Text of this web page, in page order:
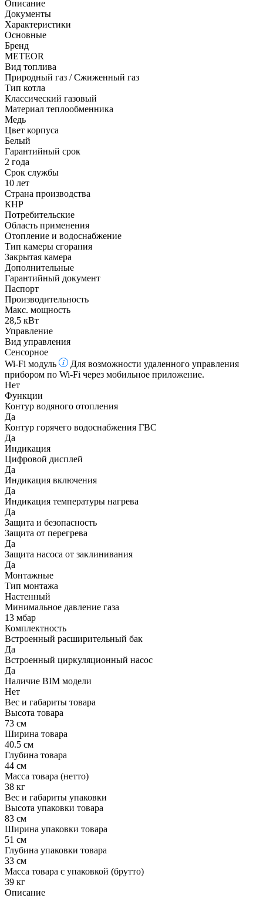
Описание
Документы
Характеристики
Основные
Бренд
METEOR
Вид топлива
Природный газ / Сжиженный газ
Тип котла
Классический газовый
Материал теплообменника
Медь
Цвет корпуса
Белый
Гарантийный срок
2 года
Срок службы
10 лет
Страна производства
КНР
Потребительские
Область применения
Отопление и водоснабжение
Тип камеры сгорания
Закрытая камера
Дополнительные
Гарантийный документ
Паспорт
Производительность
Макс. мощность
28,5 кВт
Управление
Вид управления
Сенсорное
Wi-Fi модуль
Для возможности удаленного управления
прибором по Wi-Fi через мобильное приложение.
Нет
Функции
Контур водяного отопления
Да
Контур горячего водоснабжения ГВС
Да
Индикация
Цифровой дисплей
Да
Индикация включения
Да
Индикация температуры нагрева
Да
Защита и безопасность
Защита от перегрева
Да
Защита насоса от заклинивания
Да
Монтажные
Тип монтажа
Настенный
Минимальное давление газа
13 мбар
Комплектность
Встроенный расширительный бак
Да
Встроенный циркуляционный насос
Да
Наличие BIM модели
Нет
Вес и габариты товара
Высота товара
73 см
Ширина товара
40.5 см
Глубина товара
44 см
Масса товара (нетто)
38 кг
Вес и габариты упаковки
Высота упаковки товара
83 см
Ширина упаковки товара
51 см
Глубина упаковки товара
33 см
Масса товара с упаковкой (брутто)
39 кг
Описание